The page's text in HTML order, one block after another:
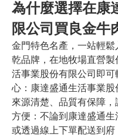
為什麼選擇在康
限公司買良金牛
金門特色名產，一站輕
乾品牌，在地牧場直營
活事業股份有限公司即
心：康達盛通生活事業股
來源清楚、品質有保障
方便：不論到康達盛通生
或透過線上下單配送到府